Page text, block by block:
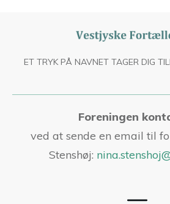
ET TRYK PÅ NAVNET TAGER DIG
Foreningen
ved at sende en email til
Stenshøj: